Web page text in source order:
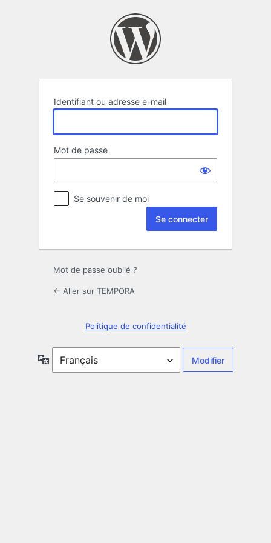
Identifiant ou adresse e-mail
Mot de passe
Se souvenir de moi
Mot de passe oublié ?
← Aller sur TEMPORA
Politique de confidentialité
Langue